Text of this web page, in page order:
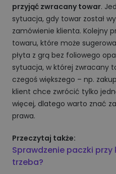
przyjąć zwracany towar.
sytuacja, gdy towar został
zamówienie klienta. Kolejny
towaru, które może
płyta z grą bez foliowego
sytuacja, w której zwracany
czegoś większego – np.
klient chce zwrócić tylko
więcej, dlatego warto znać
prawa.
Przeczytaj także:
Sprawdzenie paczki przy
trzeba?